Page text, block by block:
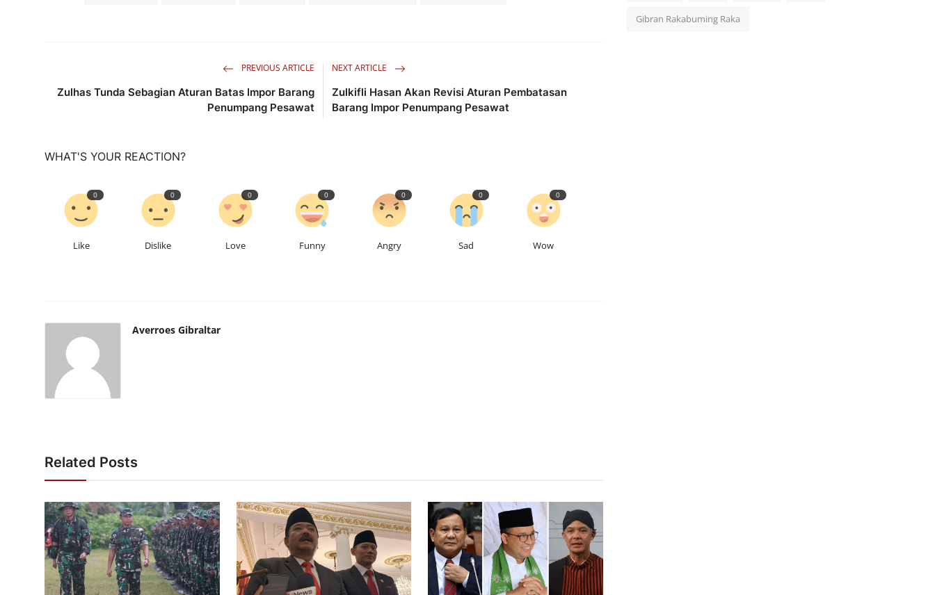
PREVIOUS ARTICLE
Zulhas Tunda Sebagian Aturan Batas Impor Barang
Penumpang Pesawat
NEXT ARTICLE
Zulkifli Hasan Akan Revisi Aturan Pembatasan
Barang Impor Penumpang Pesawat
WHAT'S YOUR REACTION?
0
Like
0
Dislike
0
Love
0
Funny
0
Angry
0
Sad
0
Wow
Averroes Gibraltar
Related Posts
Gibran Rakabuming Raka